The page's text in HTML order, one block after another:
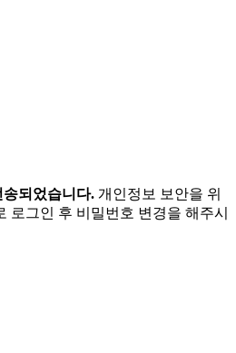
되었습니다. 개인정보 보안을 위
로그인 후 비밀번호 변경을 해주시